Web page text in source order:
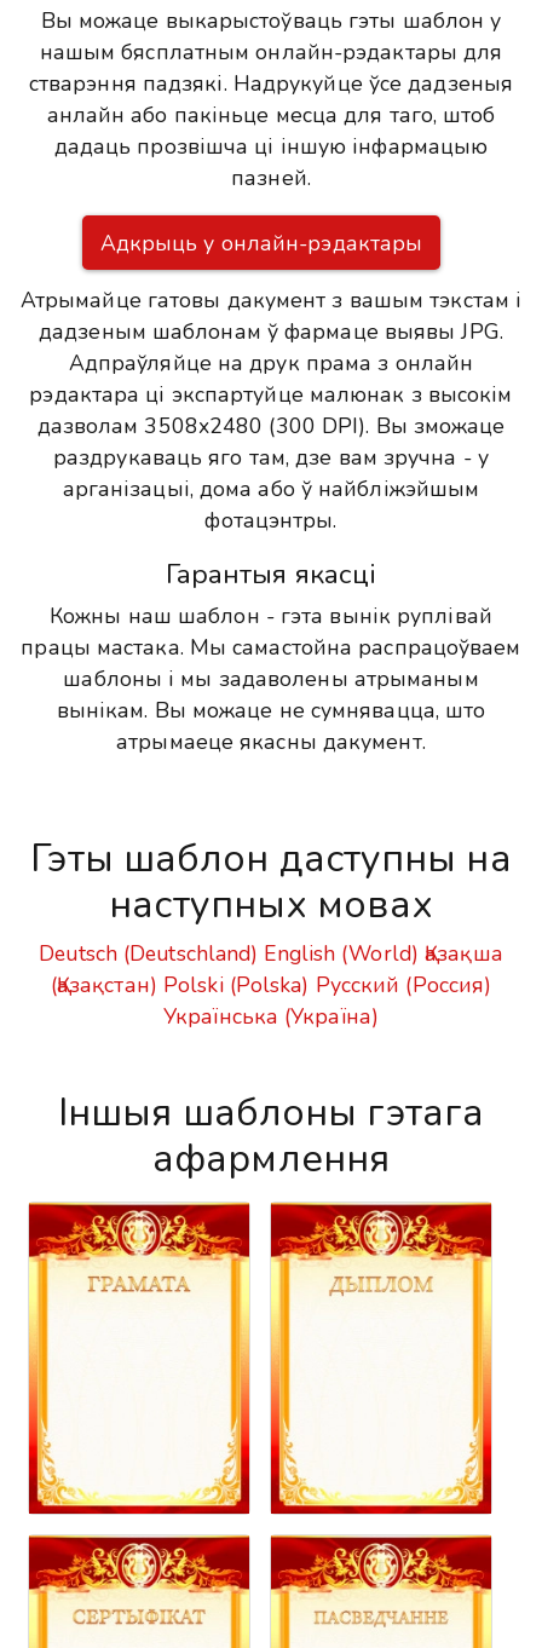
Вы можаце выкарыстоўваць гэты шаблон у
нашым бясплатным онлайн-рэдактары для
стварэння падзякі. Надрукуйце ўсе дадзеныя
анлайн або пакіньце месца для таго, штоб
дадаць прозвішча ці іншую інфармацыю
пазней.
Адкрыць у онлайн-рэдактары
Атрымайце гатовы дакумент з вашым тэкстам і
дадзеным шаблонам ў фармаце выявы JPG.
Адпраўляйце на друк прама з онлайн
рэдактара ці экспартуйце малюнак з высокім
дазволам 3508x2480 (300 DPI). Вы зможаце
раздрукаваць яго там, дзе вам зручна - у
арганізацыі, дома або ў найбліжэйшым
фотацэнтры.
Гарантыя якасці
Кожны наш шаблон - гэта вынік руплівай
працы мастака. Мы самастойна распрацоўваем
шаблоны і мы задаволены атрыманым
вынікам. Вы можаце не сумнявацца, што
атрымаеце якасны дакумент.
Гэты шаблон даступны на
наступных мовах
Deutsch (Deutschland) English (World) Қазақша
(Қазақстан) Polski (Polska) Русский (Россия)
Українська (Україна)
Іншыя шаблоны гэтага
афармлення